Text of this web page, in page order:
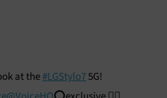
at the#LGStylo75G!